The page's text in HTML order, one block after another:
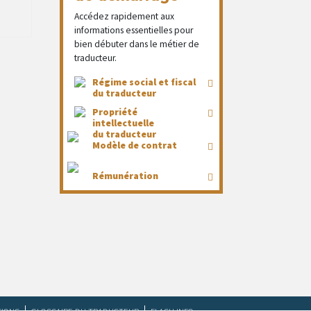
Accédez rapidement aux
informations essentielles pour
bien débuter dans le métier de
traducteur.
Régime social et fiscal
du traducteur
Propriété
intellectuelle
du traducteur
Modèle de contrat
Rémunération